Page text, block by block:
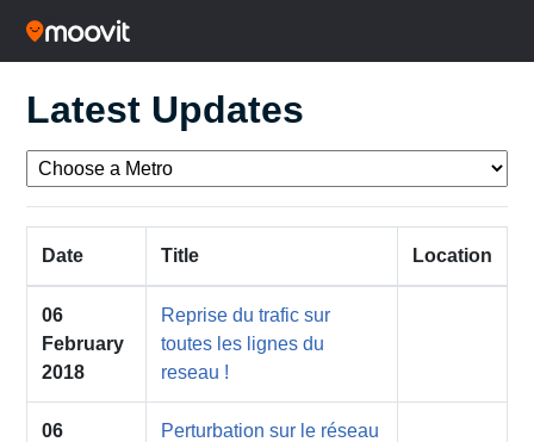
Latest Updates
Date Title Location
06
February
2018
Reprise du trafic sur
toutes les lignes du
reseau !
06
Perturbation sur le réseau